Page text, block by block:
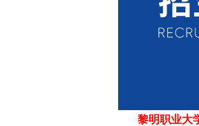
黎明职业大